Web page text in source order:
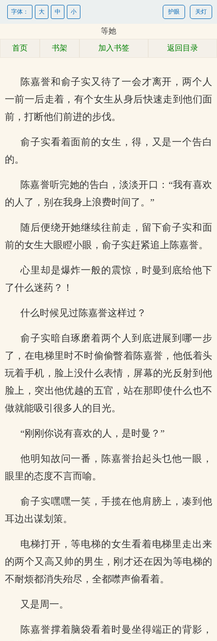
关灯
护眼
字体： 大 中 小
等她
首页 书架 加入书签 返回目录
陈嘉誉和俞子实又待了一会才离开，两个人
一前一后走着，有个女生从身后快速走到他们面
前，打断他们前进的步伐。
俞子实看着面前的女生，得，又是一个告白
的。
陈嘉誉听完她的告白，淡淡开口：“我有喜欢
的人了，别在我身上浪费时间了。”
随后便绕开她继续往前走，留下俞子实和面
前的女生大眼瞪小眼，俞子实赶紧追上陈嘉誉。
心里却是爆炸一般的震惊，时曼到底给他下
了什么迷药？！
什么时候见过陈嘉誉这样过？
俞子实暗自琢磨着两个人到底进展到哪一步
了，在电梯里时不时偷偷瞥着陈嘉誉，他低着头
玩着手机，脸上没什么表情，屏幕的光反射到他
脸上，突出他优越的五官，站在那即使什么也不
做就能吸引很多人的目光。
“刚刚你说有喜欢的人，是时曼？”
他明知故问一番，陈嘉誉抬起头乜他一眼，
眼里的态度不言而喻。
俞子实嘿嘿一笑，手揽在他肩膀上，凑到他
耳边出谋划策。
电梯打开，等电梯的女生看着电梯里走出来
的两个又高又帅的男生，刚才还在因为等电梯的
不耐烦都消失殆尽，全都噤声偷看着。
又是周一。
陈嘉誉撑着脑袋看着时曼坐得端正的背影，